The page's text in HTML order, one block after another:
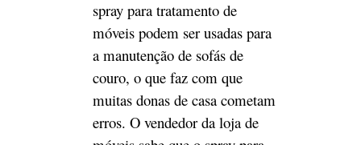
Quando a cera for borrifada
nele, os poros do produto de
couro ficarão bloqueados. Com
o tempo, o couro envelhecerá e
reduzirá sua vida útil. Além
disso, algumas pessoas, para